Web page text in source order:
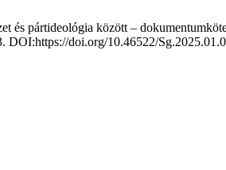
és pártideológia között –
DOI:https://doi.org/10.46522/